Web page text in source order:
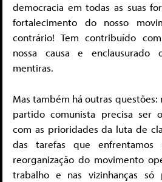
democracia em todas as suas
fortalecimento do nosso
contrário! Tem contribuído
nossa causa e enclausurado
mentiras.
Mas também há outras
partido comunista precisa ser
com as prioridades da luta de
das tarefas que
reorganização do movimento
trabalho e nas vizinhanças só